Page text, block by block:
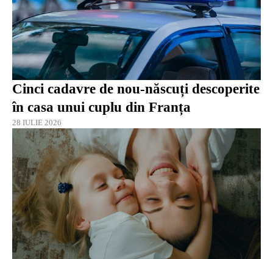
Cinci cadavre de nou-născuți descoperite
în casa unui cuplu din Franța
28 IULIE 2026